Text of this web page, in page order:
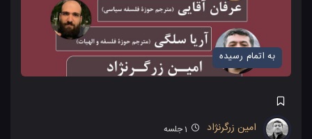
به اتمام رسیده
امین زرگرنژاد 1جلسه